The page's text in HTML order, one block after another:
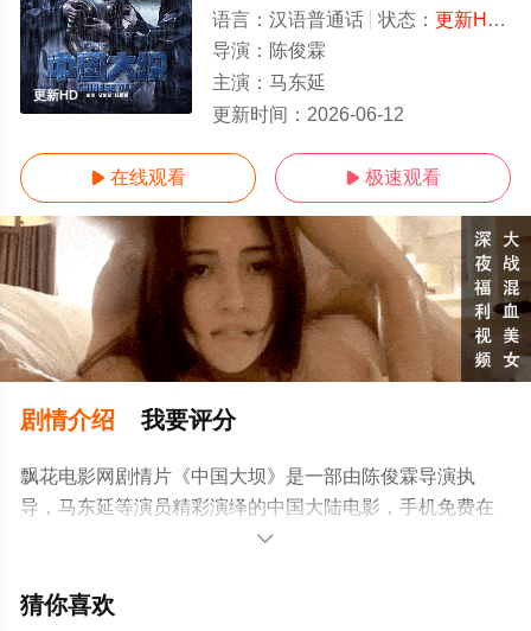
更新HD
语言： 汉语普通话 状态： 更新HD
-
导演： 陈俊霖
主演： 马东延
更新时间： 2026-06-12
 在线观看  极速观看
剧情介绍 我要评分
飘花电影网剧情片《中国大坝》是一部由陈俊霖导演执
导，马东延等演员精彩演绎的中国大陆电影，手机免费在
线观看高清未删减完整版电影大全就上飘花影院，更多相

猜你喜欢